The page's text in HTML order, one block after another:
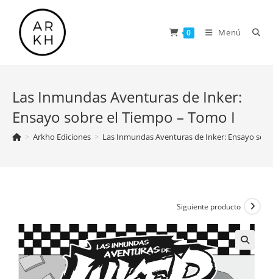
contenido
0 Menú
Las Inmundas Aventuras de Inker:
Ensayo sobre el Tiempo – Tomo I
> Arkho Ediciones > Las Inmundas Aventuras de Inker: Ensayo
Siguiente producto
🔍